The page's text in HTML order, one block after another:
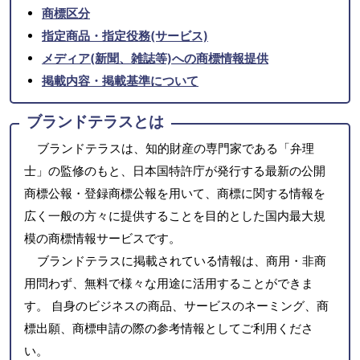
商標区分
指定商品・指定役務(サービス)
メディア(新聞、雑誌等)への商標情報提供
掲載内容・掲載基準について
ブランドテラスとは
ブランドテラスは、知的財産の専門家である「弁理
士」の監修のもと、日本国特許庁が発行する最新の公開
商標公報・登録商標公報を用いて、商標に関する情報を
広く一般の方々に提供することを目的とした国内最大規
模の商標情報サービスです。
ブランドテラスに掲載されている情報は、商用・非商
用問わず、無料で様々な用途に活用することができま
す。 自身のビジネスの商品、サービスのネーミング、商
標出願、商標申請の際の参考情報としてご利用くださ
い。